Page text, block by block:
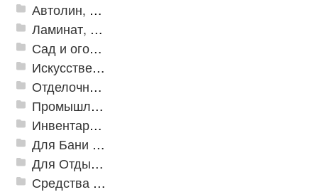
Автолин, Транслин, Линолеум
Ламинат, Кварцвиниловая плитка SPC
Сад и огород
Искусственная трава
Отделочные профили
Промышленный текстиль
Инвентарь для клининга
Для Бани и Сауны
Для Отдыха и Пикника
Средства от насекомых и садовых вредителей